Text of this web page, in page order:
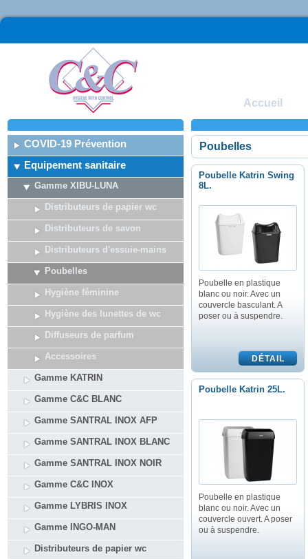
Accueil
COVID-19 Prévention
Equipement sanitaire
Gamme XIBU-LUNA
Distributeurs de papier wc
Distributeurs de savon
Distributeurs d'essuie-mains
Poubelles
Hygiène féminine
Hygiène des lunettes de wc
Diffuseurs de parfum
Accessoires
Gamme KATRIN
Gamme C&C BLANC
Gamme SANTRAL INOX AFP
Gamme SANTRAL INOX BLANC
Gamme SANTRAL INOX NOIR
Gamme C&C INOX
Gamme LYBRIS INOX
Gamme INGO-MAN
Distributeurs de papier wc
Poubelles
Poubelle Katrin Swing
8L.
Poubelle en plastique
blanc ou noir. Avec un
couvercle basculant. A
poser ou à suspendre.
Poubelle Katrin 25L.
Poubelle en plastique
blanc ou noir. Avec un
couvercle ouvert. A poser
ou à suspendre.